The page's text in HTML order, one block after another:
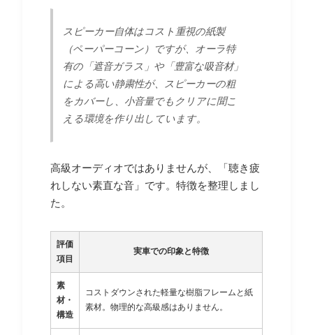
スピーカー自体はコスト重視の紙製
（ペーパーコーン）ですが、オーラ特
有の「遮音ガラス」や「豊富な吸音材」
による高い静粛性が、スピーカーの粗
をカバーし、小音量でもクリアに聞こ
える環境を作り出しています。
高級オーディオではありませんが、「聴き疲
れしない素直な音」です。特徴を整理しまし
た。
評価
項目
実車での印象と特徴
素
材・
構造
コストダウンされた軽量な樹脂フレームと紙
素材。物理的な高級感はありません。